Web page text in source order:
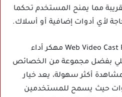
مما يمنح المستخدم تحكما
لأي أدوات إضافية أو أسلاك.
يوفر تحميل برنامج Web Video Cast Premium مهكر أداء
بفضل مجموعة من الخصائص
أكثر سهولة، يعد خيار
حيث يسمح للمستخدمين